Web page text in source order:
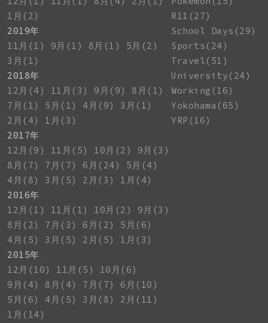
1月(2)
2019年
11月(1)
9月(1) 8月(1)
5月(2)
3月(1)
2018年
12月(4)
11月(3) 9月(9)
8月(1)
7月(1)
5月(1) 4月(9)
3月(1)
2月(4)
1月(3)
2017年
12月(9)
11月(5) 10月(2)
9月(3)
8月(7)
7月(7) 6月(24)
5月(4)
4月(8)
3月(5) 2月(3)
1月(4)
2016年
12月(1)
11月(1) 10月(2)
9月(3)
8月(2)
7月(3) 6月(2)
5月(6)
4月(5)
3月(5) 2月(5)
1月(3)
2015年
12月(10)
11月(5)
10月(6)
9月(4)
8月(4) 7月(7)
6月(10)
5月(6)
4月(5) 3月(8)
2月(11)
1月(14)
R11(27)
School Days(29)
Sports(24)
Travel(51)
University(24)
Working(16)
Yokohama(65)
YRP(16)